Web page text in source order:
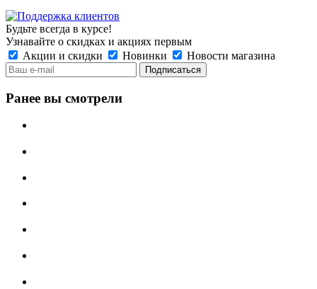
Будьте всегда в курсе!
Узнавайте о скидках и акциях первым
Акции и скидки
Новинки Новости магазина
Ранее вы смотрели